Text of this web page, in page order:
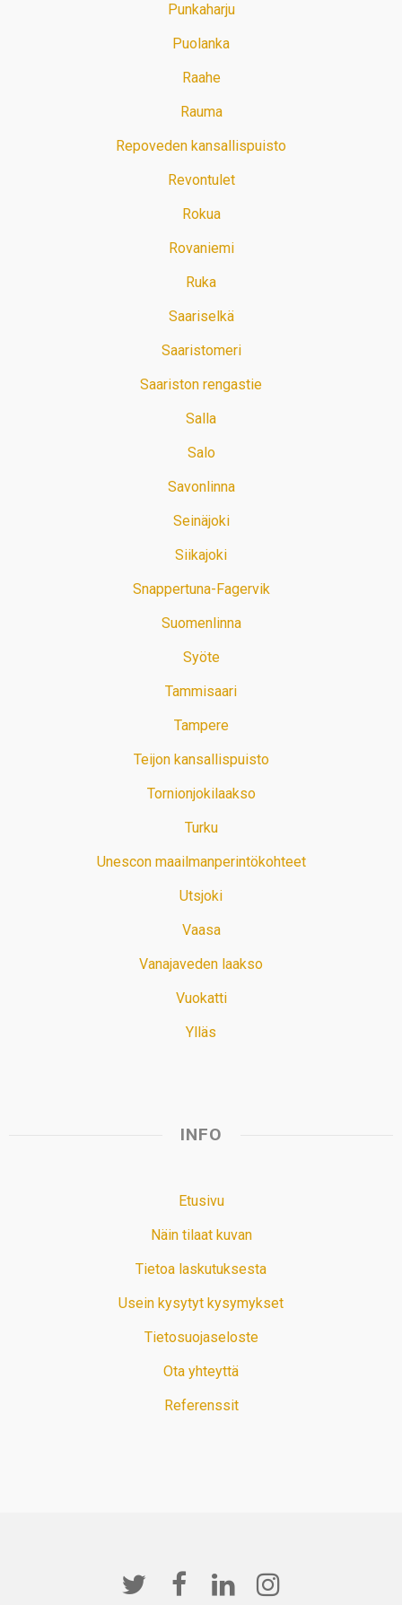
Punkaharju
Puolanka
Raahe
Rauma
Repoveden kansallispuisto
Revontulet
Rokua
Rovaniemi
Ruka
Saariselkä
Saaristomeri
Saariston rengastie
Salla
Salo
Savonlinna
Seinäjoki
Siikajoki
Snappertuna-Fagervik
Suomenlinna
Syöte
Tammisaari
Tampere
Teijon kansallispuisto
Tornionjokilaakso
Turku
Unescon maailmanperintökohteet
Utsjoki
Vaasa
Vanajaveden laakso
Vuokatti
Ylläs
INFO
Etusivu
Näin tilaat kuvan
Tietoa laskutuksesta
Usein kysytyt kysymykset
Tietosuojaseloste
Ota yhteyttä
Referenssit